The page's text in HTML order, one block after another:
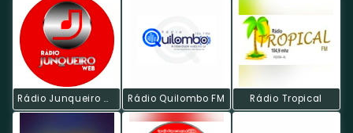
Rádio Junqueiro Web Rádio Quilombo FM Rádio Tropical